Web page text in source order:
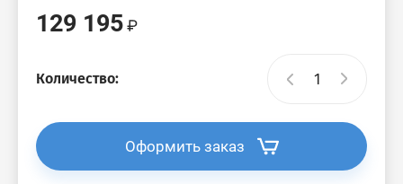
129 195
Количество:
Оформить заказ